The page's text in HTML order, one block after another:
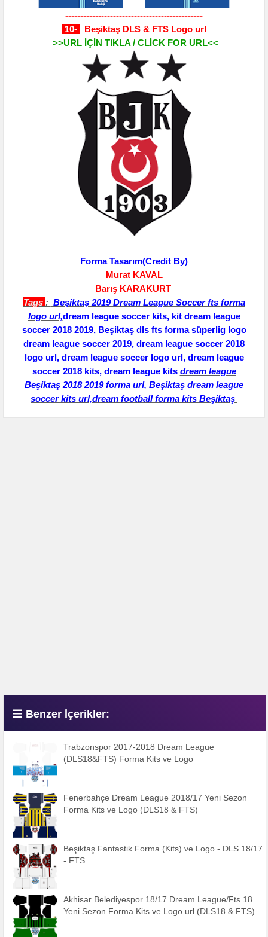
----------------------------------------------
10-
Beşiktaş DLS & FTS Logo url
>>URL İÇİN TIKLA / CLİCK FOR URL<<
Forma Tasarım(Credit By)
Murat KAVAL
Barış KARAKURT
Tags : Beşiktaş 2019 Dream League Soccer fts forma
logo url,dream league soccer kits, kit dream league
soccer 2018 2019, Beşiktaş dls fts forma süperlig logo
dream league soccer 2019, dream league soccer 2018
logo url, dream league soccer logo url, dream league
soccer 2018 kits, dream league kits dream league
Beşiktaş 2018 2019 forma url, Beşiktaş dream league
soccer kits url,dream football forma kits Beşiktaş
Benzer İçerikler:
Trabzonspor 2017-2018 Dream League
(DLS18&FTS) Forma Kits ve Logo
Fenerbahçe Dream League 2018/17 Yeni Sezon
Forma Kits ve Logo (DLS18 & FTS)
Beşiktaş Fantastik Forma (Kits) ve Logo - DLS 18/17
- FTS
Akhisar Belediyespor 18/17 Dream League/Fts 18
Yeni Sezon Forma Kits ve Logo url (DLS18 & FTS)